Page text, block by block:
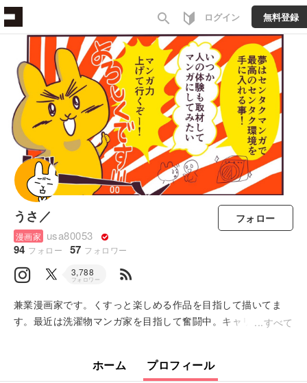
search ログイン 無料登録
うさ／
漫画家 usa80053
94 フォロー 57 フォロワー
フォロー
3,788
フォロワー rss_feed
兼業漫画家です。くすっと楽しめる作品を目指して描いてま
す。最近は洗濯物マンガ家を目指して奮闘中。キャリアカウン
すべて
ホーム プロフィール